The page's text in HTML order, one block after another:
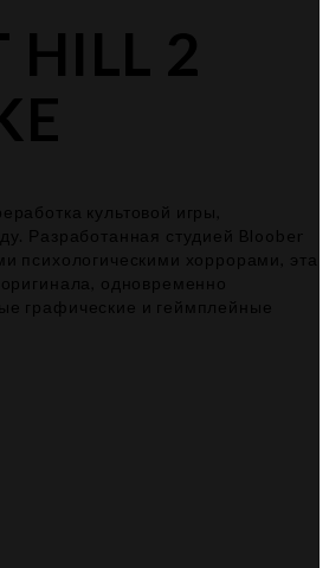
HILL 2
культовой игры,
Разработанная студией Bloober
психологическими хоррорами, эта
одновременно
графические и геймплейные